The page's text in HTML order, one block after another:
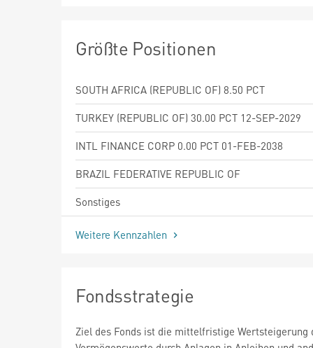
Größte Positionen
SOUTH AFRICA (REPUBLIC OF) 8.50 PCT
TURKEY (REPUBLIC OF) 30.00 PCT 12-SEP-2029
INTL FINANCE CORP 0.00 PCT 01-FEB-2038
BRAZIL FEDERATIVE REPUBLIC OF
Sonstiges
Weitere Kennzahlen
Fondsstrategie
Ziel des Fonds ist die mittelfristige Wertsteigerung